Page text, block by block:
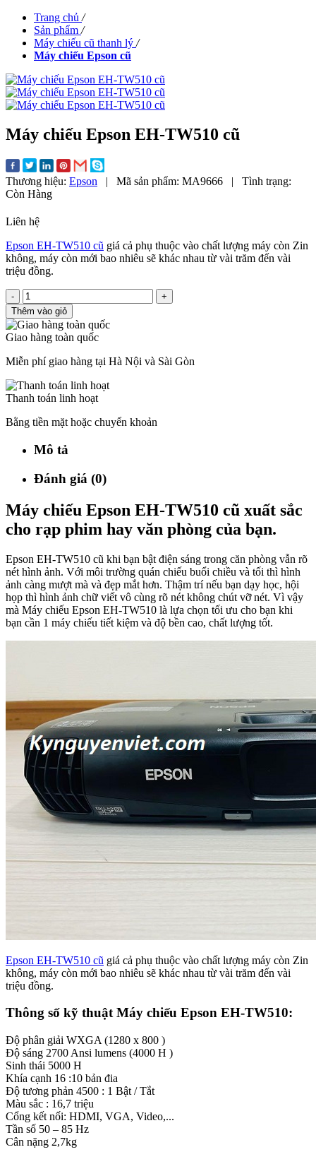
Trang chủ /
Sản phẩm /
Máy chiếu cũ thanh lý /
Máy chiếu Epson cũ
Máy chiếu Epson EH-TW510 cũ
Thương hiệu: Epson | Mã sản phẩm: MA9666 |
Tình trạng:
Còn Hàng
Liên hệ
Epson EH-TW510 cũ giá cả phụ thuộc vào chất lượng máy còn Zin
không, máy còn mới bao nhiêu sẽ khác nhau từ vài trăm đến vài
triệu đồng.
-
+
Thêm vào giỏ
Giao hàng toàn quốc
Miễn phí giao hàng tại Hà Nội và Sài Gòn
Thanh toán linh hoạt
Bằng tiền mặt hoặc chuyển khoản
Mô tả
Đánh giá (0)
Máy chiếu Epson EH-TW510 cũ xuất sắc
cho rạp phim hay văn phòng của bạn.
Epson EH-TW510 cũ khi bạn bật điện sáng trong căn phòng vẫn rõ
nét hình ảnh. Với môi trường quán chiếu buổi chiều và tối thì hình
ảnh càng mượt mà và đẹp mắt hơn. Thậm trí nếu bạn dạy học, hội
họp thì hình ảnh chữ viết vô cùng rõ nét không chút vỡ nét. Vì vậy
mà Máy chiếu Epson EH-TW510 là lựa chọn tối ưu cho bạn khi
bạn cần 1 máy chiếu tiết kiệm và độ bền cao, chất lượng tốt.
Epson EH-TW510 cũ giá cả phụ thuộc vào chất lượng máy còn Zin
không, máy còn mới bao nhiêu sẽ khác nhau từ vài trăm đến vài
triệu đồng.
Thông số kỹ thuật Máy chiếu Epson EH-TW510:
Độ phân giải WXGA (1280 x 800 )
Độ sáng 2700 Ansi lumens (4000 H )
Sinh thái 5000 H
Khía cạnh 16 :10 bản đia
Độ tương phản 4500 : 1 Bật / Tắt
Màu sắc : 16,7 triệu
Cổng kết nối: HDMI, VGA, Video,...
Tần số 50 – 85 Hz
Cân nặng 2,7kg